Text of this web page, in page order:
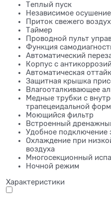
Теплый пуск
Независимое осушение
Приток свежего
Таймер
Проводной пульт
Функция
Автоматический
Корпус с
Автоматическая
Защитная крышка
Влагооталкивающее
Медные трубки с
трапецеидальной
Моющийся фильтр
Встроенный
Удобное подключение
Охлаждение при
воздуха
Многосекционный
Ночной режим
Характеристики